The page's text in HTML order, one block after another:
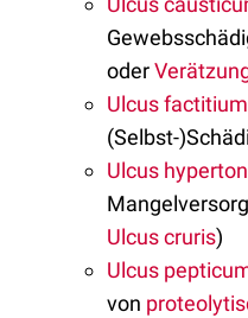
oder
Ulcus factitium
(Selbst-
Ulcus
Ulcus cruris)
Ulcus
von